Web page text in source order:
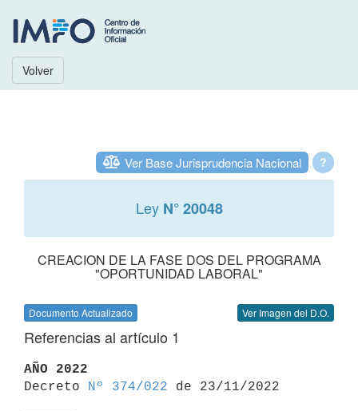
Volver
?
Ver Base Jurisprudencia Nacional
Ley N° 20048
CREACION DE LA FASE DOS DEL PROGRAMA
"OPORTUNIDAD LABORAL"
Documento Actualizado Ver Imagen del D.O.
Referencias al artículo 1
AÑO 2022
Decreto
Nº 374/022